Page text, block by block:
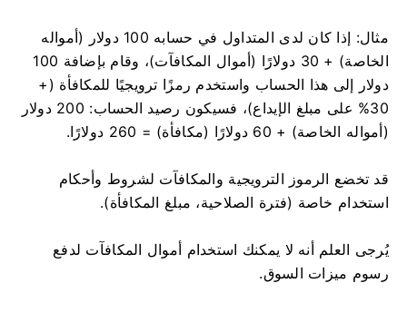
مثال: إذا كان لدى المتداول في حسابه 100 دولار (أمواله
الخاصة) + 30 دولارًا (أموال المكافآت)، وقام بإضافة 100
دولار إلى هذا الحساب واستخدم رمزًا ترويجيًا للمكافأة (+
30% على مبلغ الإيداع)، فسيكون رصيد الحساب: 200 دولار
(أمواله الخاصة) + 60 دولارًا (مكافأة) = 260 دولارًا.
قد تخضع الرموز الترويجية والمكافآت لشروط وأحكام
استخدام خاصة (فترة الصلاحية، مبلغ المكافأة).
يُرجى العلم أنه لا يمكنك استخدام أموال المكافآت لدفع
رسوم ميزات السوق.